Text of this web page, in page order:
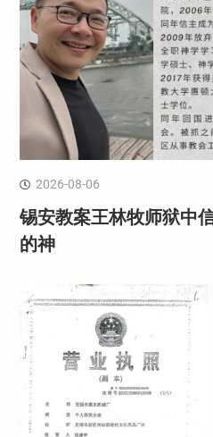
2026-08-06
锡安教案王林牧师狱中
的神